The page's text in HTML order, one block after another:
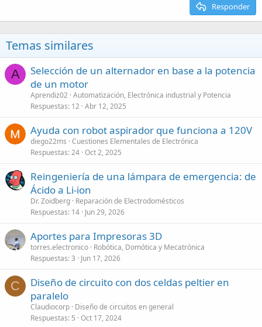
Responder
Temas similares
A
Selección de un alternador en base a la potencia
de un motor
Aprendiz02 Automatización, Electrónica industrial y Potencia
Respuestas 12 Abr 12, 2025
Ayuda con robot aspirador que funciona a 120V
diego22ms Cuestiones Elementales de Electrónica
Respuestas 24 Oct 2, 2025
Reingeniería de una lámpara de emergencia: de
Ácido a Li-ion
Dr. Zoidberg Reparación de Electrodomésticos
Respuestas 14 Jun 29, 2026
Aportes para Impresoras 3D
torres.electronico Robótica, Domótica y Mecatrónica
Respuestas 3 Jun 17, 2026
C
Diseño de circuito con dos celdas peltier en
paralelo
Claudiocorp Diseño de circuitos en general
Respuestas 5 Oct 17, 2024